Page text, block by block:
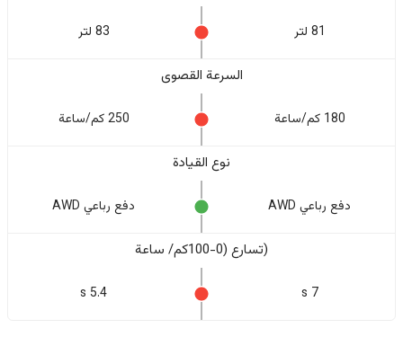
81 لتر 83 لتر
السرعة القصوى
180 كم/ساعة 250 كم/ساعة
نوع القيادة
دفع رباعي AWD دفع رباعي AWD
(تسارع (0-100كم/ ساعة
7 s
5.4 s